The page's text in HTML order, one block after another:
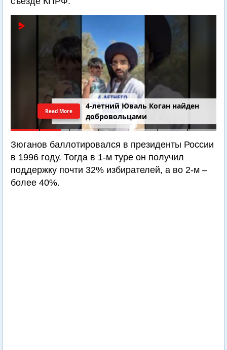
4-летний Юваль Коган найден
добровольцами
Read More
Зюганов баллотировался в президенты России
в 1996 году. Тогда в 1-м туре он получил
поддержку почти 32% избирателей, а во 2-м –
более 40%.